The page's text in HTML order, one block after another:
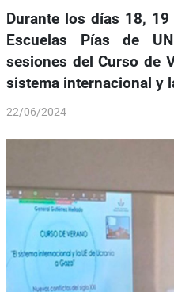
Durante los días 18,
Escuelas Pías de
sesiones del Curso de
sistema internacional y
22/06/2024